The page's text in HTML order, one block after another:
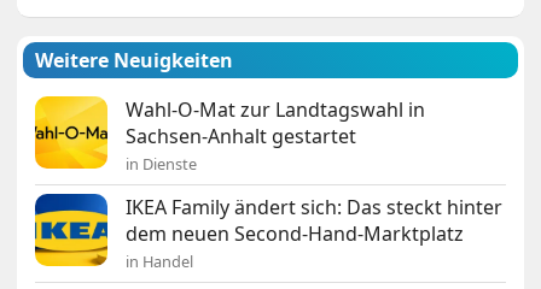
Weitere Neuigkeiten
Wahl-O-Mat zur Landtagswahl in
Sachsen-Anhalt gestartet
in Dienste
IKEA Family ändert sich: Das steckt hinter
dem neuen Second-Hand-Marktplatz
in Handel